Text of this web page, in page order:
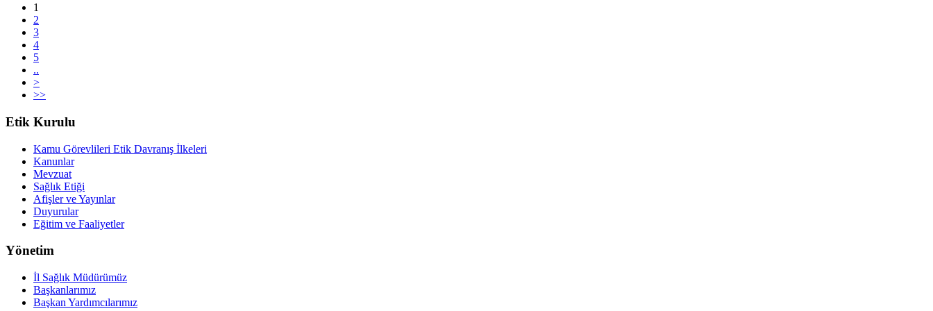
1
2
3
4
5
..
>
>>
Etik Kurulu
Kamu Görevlileri Etik Davranış İlkeleri
Kanunlar
Mevzuat
Sağlık Etiği
Afişler ve Yayınlar
Duyurular
Eğitim ve Faaliyetler
Yönetim
İl Sağlık Müdürümüz
Başkanlarımız
Başkan Yardımcılarımız